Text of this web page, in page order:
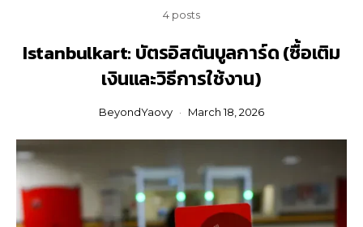
4 posts
Istanbulkart: บัตรอิสตันบูลการ์ด (ซื้อเติม
เงินและวิธีการใช้งาน)
BeyondYaovy March 18, 2026